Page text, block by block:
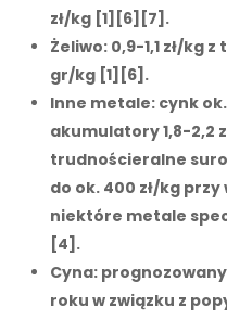
zł/kg [1][6][7].
Żeliwo: 0,9-1,1 zł/kg
gr/kg [1][6].
Inne metale: cynk
akumulatory 1,8-2,2
trudnościeralne
do ok. 400 zł/kg
niektóre metale
[4].
Cyna:
roku w związku z